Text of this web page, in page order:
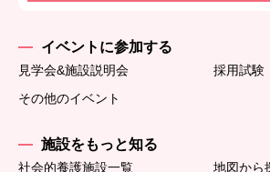
イベントに参加する
見学会&施設説明会
採用試験
その他のイベント
施設をもっと知る
社会的養護施設一覧
地図から